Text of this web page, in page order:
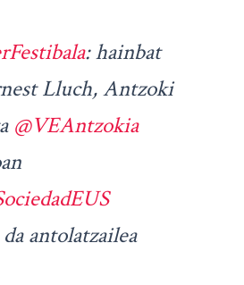
: hainbat
Lluch, Antzoki
@VEAntzokia
antolatzailea